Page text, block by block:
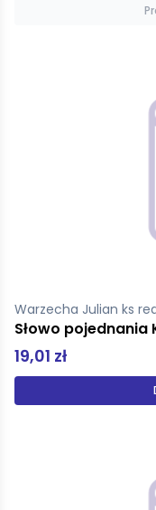
Warzecha Julian ks
Słowo pojednania
19,01 zł